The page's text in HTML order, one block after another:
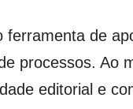
ferramenta de
processos. Ao
editorial e